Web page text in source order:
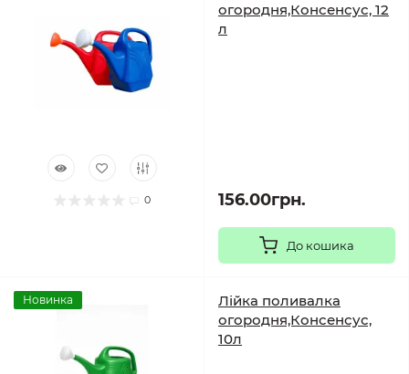
0
огородня,Консенсус, 12
л
156.00грн.
До кошика
Новинка
Лійка поливалка
огородня,Консенсус,
10л